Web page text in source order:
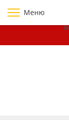
Уважаемые
валют,
Меню